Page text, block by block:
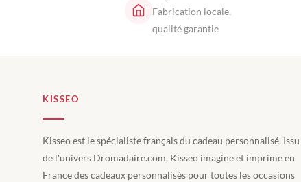
Fabrication locale,
qualité garantie
KISSEO
Kisseo est le spécialiste français du cadeau personnalisé. Issu
de l'univers Dromadaire.com, Kisseo imagine et imprime en
France des cadeaux personnalisés pour toutes les occasions